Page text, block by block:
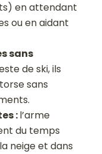
en attendant
ou en aidant
sans
de ski, ils
sans
:l’arme
du temps
neige et dans